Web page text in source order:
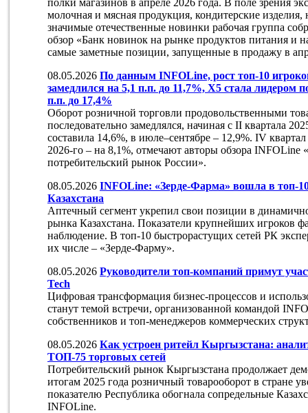
полки магазинов в апреле 2026 года. В поле зрения
молочная и мясная продукция, кондитерские
значимые отечественные новинки рабочая группа
обзор «Банк новинок на рынке продуктов питания и
самые заметные позиции, запущенные в продажу в
08.05.2026 По данным INFOLine, рост топ-10
замедлился на 5,1 п.п. до 11,7%, Х5 стала лидером
п.п. до 17,4%
Оборот розничной торговли продовольственными
последовательно замедлялся, начиная с II квартала
составила 14,6%, в июле–сентябре – 12,9%. IV
2026-го – на 8,1%, отмечают авторы обзора INFOLine
потребительский рынок России».
08.05.2026 INFOLine: «Зерде-Фарма» вошла в топ-
Казахстана
Аптечный сегмент укрепил свои позиции в
рынка Казахстана. Показатели крупнейших игроков
наблюдение. В топ-10 быстрорастущих сетей РК
их числе – «Зерде-Фарму».
08.05.2026 Руководители топ-компаний примут
Tech
Цифровая трансформация бизнес-процессов и
станут темой встречи, организованной командой
собственников и топ-менеджеров коммерческих
08.05.2026 Как устроен ритейл Кыргызстана:
ТОП-75 торговых сетей
Потребительский рынок Кыргызстана продолжает
итогам 2025 года розничный товарооборот в стране
показателю Республика обогнала сопредельные
INFOLine.